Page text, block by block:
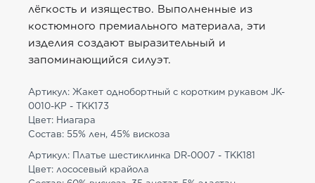
лёгкость и изящество. Выполненные из
костюмного премиального материала, эти
изделия создают выразительный и
запоминающийся силуэт.
Артикул: Жакет однобортный с коротким рукавом JK-
0010-KP - TKK173
Цвет: Ниагара
Состав: 55% лен, 45% вискоза
Артикул: Платье шестиклинка DR-0007 - TKK181
Цвет: лососевый крайола